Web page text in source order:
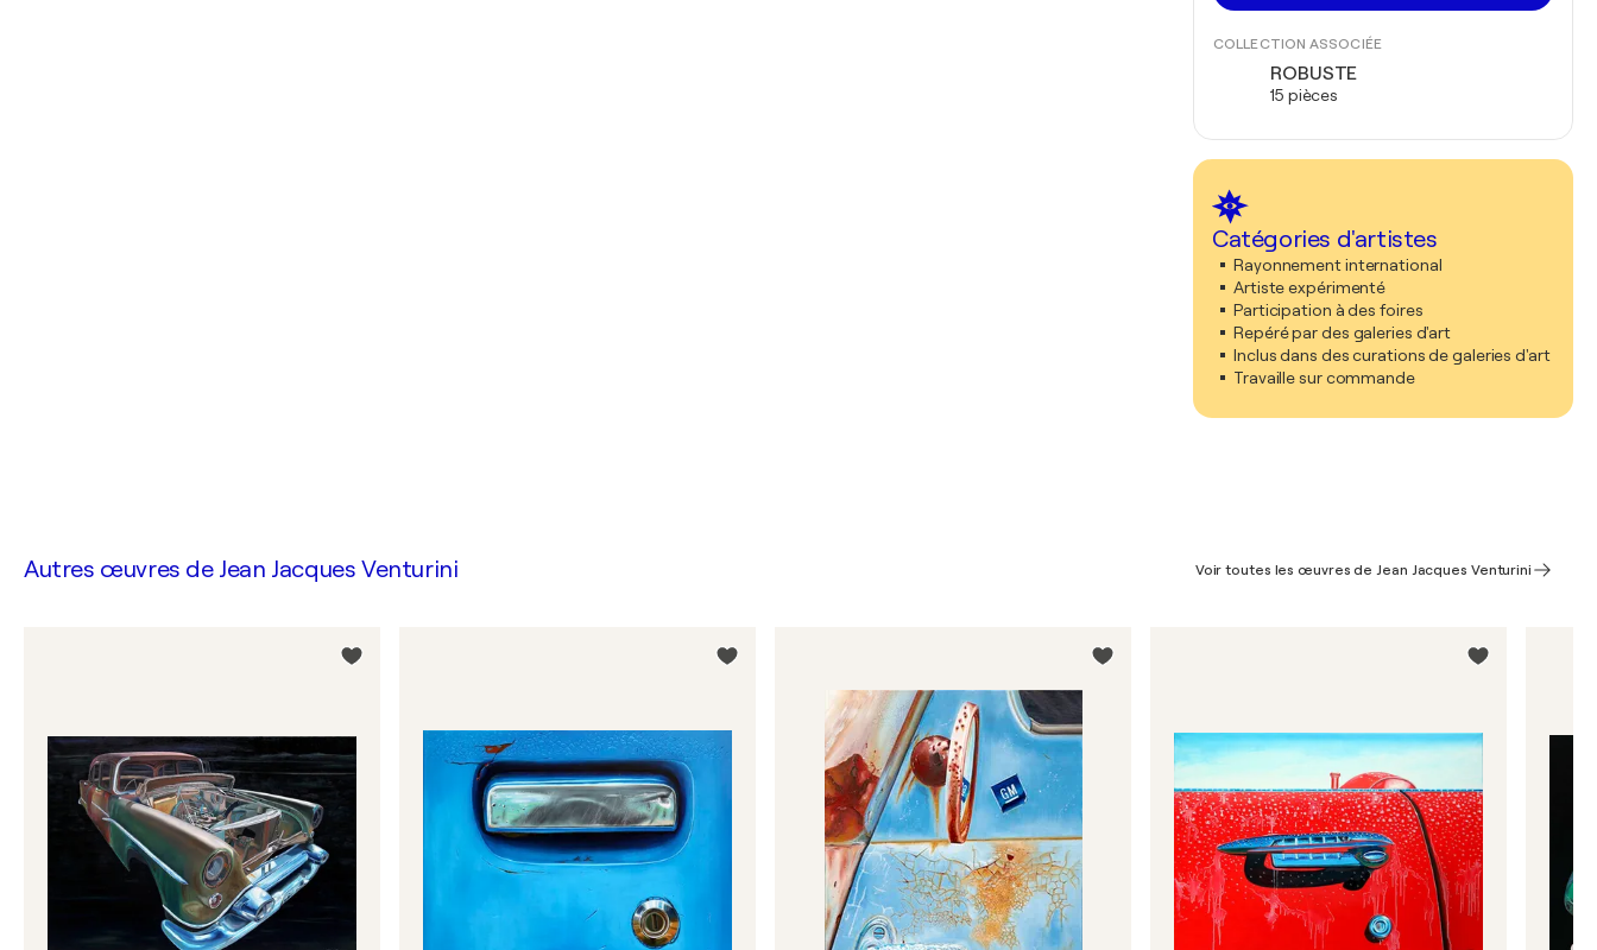
COLLECTION ASSOCIÉE
ROBUSTE
15 pièces
Catégories d'artistes
Rayonnement international
Artiste expérimenté
Participation à des foires
Repéré par des galeries d'art
Inclus dans des curations de galeries d'art
Travaille sur commande
Autres œuvres de Jean Jacques Venturini Voir toutes les œuvres de Jean Jacques Venturini